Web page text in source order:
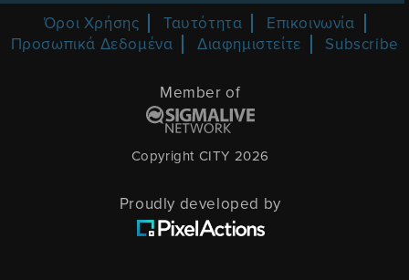
Όροι Χρήσης Ταυτότητα
Επικοινωνία
Προσωπικά Δεδομένα
Διαφημιστείτε Subscribe
Member of
Copyright CITY 2026
Proudly developed by